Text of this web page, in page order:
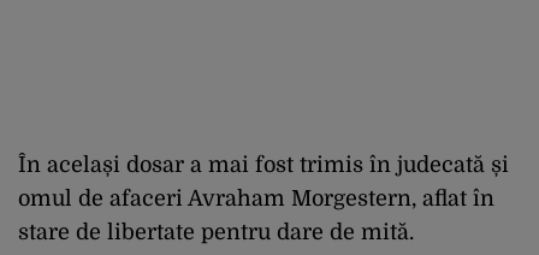
În același dosar a mai fost trimis în judecată și
omul de afaceri Avraham Morgestern, aflat în
stare de libertate pentru dare de mită.